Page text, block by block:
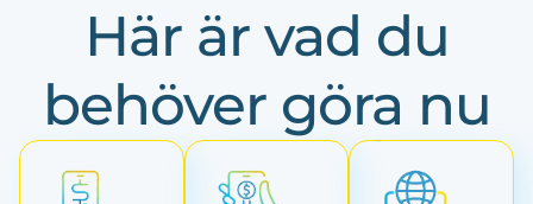
Här är vad du
behöver göra nu